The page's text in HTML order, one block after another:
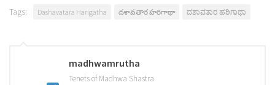
Tags: Dashavatara Harigatha దశావతార హరిగాథా ದಶಾವತಾರ ಹರಿಗಾಥಾ
madhwamrutha
Tenets of Madhwa Shastra